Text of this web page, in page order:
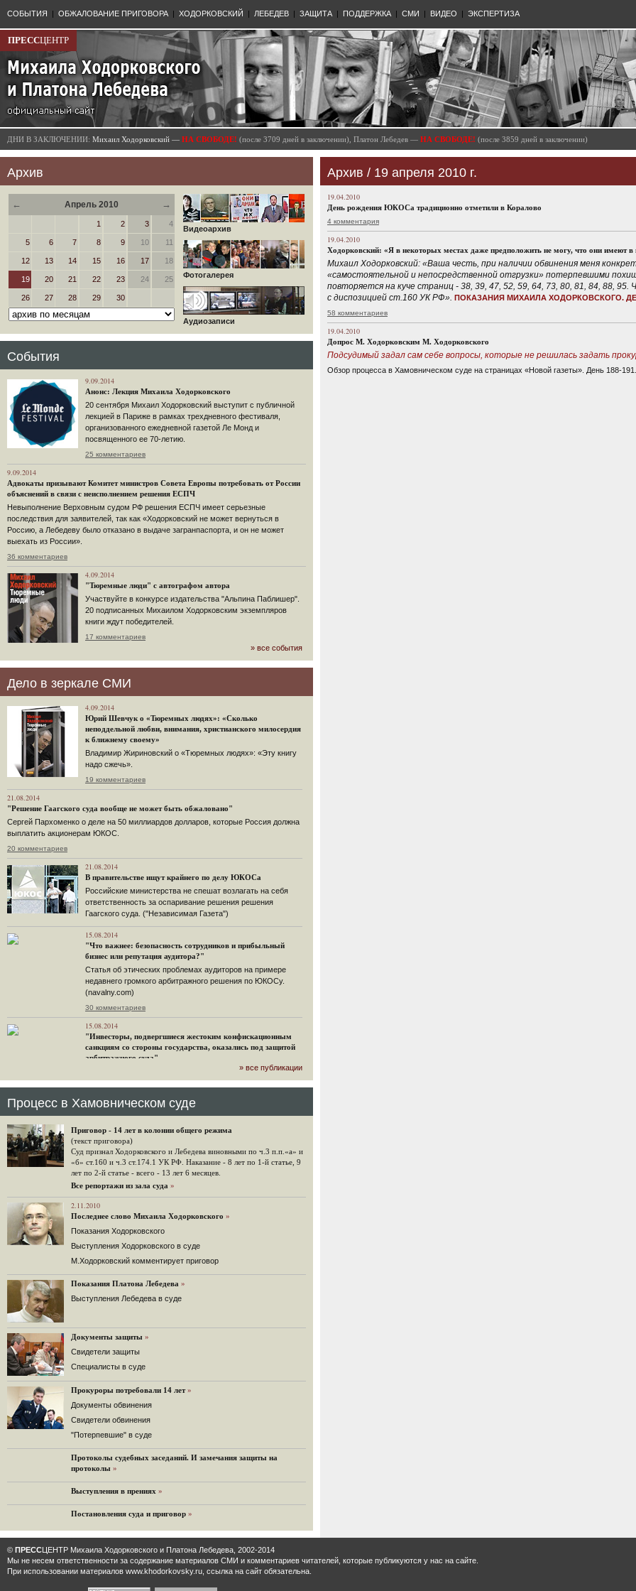
СОБЫТИЯ | ОБЖАЛОВАНИЕ ПРИГОВОРА | ХОДОРКОВСКИЙ | ЛЕБЕДЕВ | ЗАЩИТА | ПОДДЕРЖКА | СМИ | ВИДЕО | ЭКСПЕРТИЗА
ПРЕССЦЕНТР
ДНИ В ЗАКЛЮЧЕНИИ: Михаил Ходорковский — НА СВОБОДЕ! (после 3709 дней в заключении), Платон Лебедев — НА СВОБОДЕ! (после 3859 дней в заключении)
Архив
← Апрель 2010 →
1 2 3 4
5 6 7 8 9 10 11
12 13 14 15 16 17 18
19 20 21 22 23 24 25
26 27 28 29 30
Видеоархив
Фотогалерея
Аудиозаписи
События
9.09.2014
Анонс: Лекция Михаила Ходорковского
20 сентября Михаил Ходорковский выступит с публичной
лекцией в Париже в рамках трехдневного фестиваля,
организованного ежедневной газетой Ле Монд и
посвященного ее 70-летию.
25 комментариев
9.09.2014
Адвокаты призывают Комитет министров Совета Европы потребовать от России
объяснений в связи с неисполнением решения ЕСПЧ
Невыполнение Верховным судом РФ решения ЕСПЧ имеет серьезные
последствия для заявителей, так как «Ходорковский не может вернуться в
Россию, а Лебедеву было отказано в выдаче загранпаспорта, и он не может
выехать из России».
36 комментариев
4.09.2014
"Тюремные люди" с автографом автора
Участвуйте в конкурсе издательства "Альпина Паблишер".
20 подписанных Михаилом Ходорковским экземпляров
книги ждут победителей.
17 комментариев
» все события
Дело в зеркале СМИ
4.09.2014
Юрий Шевчук о «Тюремных людях»: «Сколько
неподдельной любви, внимания, христианского милосердия
к ближнему своему»
Владимир Жириновский о «Тюремных людях»: «Эту книгу
надо сжечь».
19 комментариев
21.08.2014
"Решение Гаагского суда вообще не может быть обжаловано"
Сергей Пархоменко о деле на 50 миллиардов долларов, которые Россия должна
выплатить акционерам ЮКОС.
20 комментариев
21.08.2014
В правительстве ищут крайнего по делу ЮКОСа
Российские министерства не спешат возлагать на себя
ответственность за оспаривание решения решения
Гаагского суда. ("Независимая Газета")
15.08.2014
"Что важнее: безопасность сотрудников и прибыльный
бизнес или репутация аудитора?"
Статья об этических проблемах аудиторов на примере
недавнего громкого арбитражного решения по ЮКОСу.
(navalny.com)
30 комментариев
15.08.2014
"Инвесторы, подвергшиеся жестоким конфискационным
санкциям со стороны государства, оказались под защитой
арбитражного суда"
Швейцарская газета "Neue Zuercher Zeitung" о гаагском
судебном решении.
14.08.2014
Не исключил
Владимир Путин допускает, что Россия может выйти из-под юрисдикции ЕСПЧ.
88 комментариев
14.08.2014
Нарулил
Игорь Сечин просит о помощи. Ссылаясь на санкции,
глава «Роснефти» хочет выбить из фонда национального
благосостояния 1,5 трлн рублей («Ведомости» и «Дождь»).
32 комментария
Граждане не хотят платить по счетам ЮКОСа
Решение Гаагского суда о компенсации $50 млрд поддержали 12%.
129 комментариев
11.08.2014
«Светлая Вам память, Марина Филипповна!»
Вечер у Ходорковских. Вспоминает Иван Стариков.
19 комментариев
11.08.2014
«Удивительно сильная, мощная и достойная только
преклонения женщина»
Гости и ведущие «Эха Москвы» чтут память Марины
6.08.2014
Марина Филипповна Ходорковская: «Я долго была
молодой!»
"Новая" рассказывает о судьбе Марины Филипповны и
публикует ее максимы.
6.08.2014
"Марина Ходорковская была идеальной матерью"
Дмитрий Быков о том, что Марина Филипповна умела
давать своей семье ощущение правды.
» все публикации
Процесс в Хамовническом суде
Приговор - 14 лет в колонии общего режима
(текст приговора)
Суд признал Ходорковского и Лебедева виновными по ч.3 п.п.«а» и
«б» ст.160 и ч.3 ст.174.1 УК РФ. Наказание - 8 лет по 1-й статье, 9
лет по 2-й статье - всего - 13 лет 6 месяцев.
Все репортажи из зала суда »
2.11.2010
Последнее слово Михаила Ходорковского »
Показания Ходорковского
Выступления Ходорковского в суде
М.Ходорковский комментирует приговор
Показания Платона Лебедева »
Выступления Лебедева в суде
Документы защиты »
Cвидетели защиты
Cпециалисты в суде
Прокуроры потребовали 14 лет »
Документы обвинения
Свидетели обвинения
"Потерпевшие" в суде
Протоколы судебных заседаний. И замечания защиты на
протоколы »
Выступления в прениях »
Постановления суда и приговор »
Архив / 19 апреля 2010 г.
19.04.2010
День рождения ЮКОСа традиционно отметили в Коралово
4 комментария
19.04.2010
Ходорковский: «Я в некоторых местах даже предположить не могу, что они имеют в
Михаил Ходорковский: «Ваша честь, при наличии обвинения меня
«самостоятельной и непосредственной отгрузки» потерпевшими
повторяется на куче страниц - 38, 39, 47, 52, 59, 64, 73, 80, 81, 84, 88,
с диспозицией ст.160 УК РФ». ПОКАЗАНИЯ МИХАИЛА ХОДОРКОВСКОГО.
58 комментариев
19.04.2010
Допрос М. Ходорковским М. Ходорковского
Подсудимый задал сам себе вопросы, которые не решилась задать
Обзор процесса в Хамовническом суде на страницах «Новой газеты». День 188-191.
© ПРЕССЦЕНТР Михаила Ходорковского и Платона Лебедева, 2002-2014
Мы не несем ответственности за содержание материалов CМИ и комментариев читателей, которые публикуются у нас на сайте.
При использовании материалов www.khodorkovsky.ru, ссылка на сайт обязательна.